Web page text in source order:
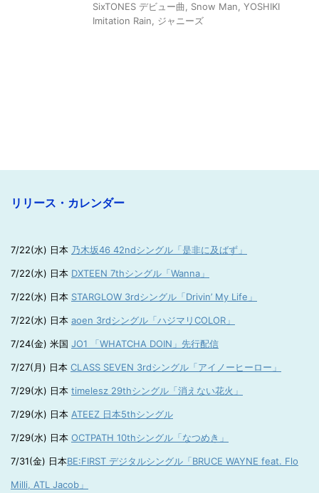
SixTONES デビュー曲
Snow Man YOSHIKI
Imitation Rain
ジャニーズ
リリース・カレンダー
7/22(水) 日本 乃木坂46 42ndシングル「是非に及ばず」
7/22(水) 日本 DXTEEN 7thシングル「Wanna」
7/22(水) 日本 STARGLOW 3rdシングル「Drivin’ My Life」
7/22(水) 日本 aoen 3rdシングル「ハジマリCOLOR」
7/24(金) 米国 JO1 「WHATCHA DOIN」先行配信
7/27(月) 日本 CLASS SEVEN 3rdシングル「アイノーヒーロー」
7/29(水) 日本 timelesz 29thシングル「消えない花火」
7/29(水) 日本 ATEEZ 日本5thシングル
7/29(水) 日本 OCTPATH 10thシングル「なつめき」
7/31(金) 日本BE:FIRST デジタルシングル「BRUCE WAYNE feat. Flo
Milli, ATL Jacob」